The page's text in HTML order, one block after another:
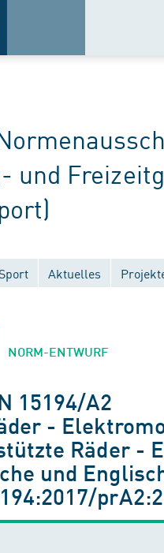
und
Aktuelles
NORM-ENTWURF
15194/A2
-
Räder -
und